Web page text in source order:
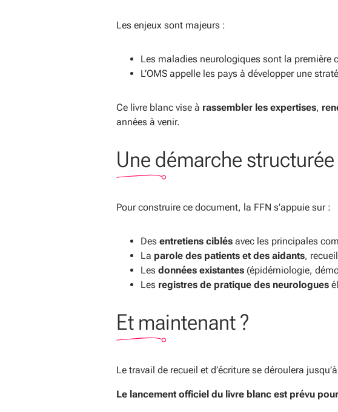
Les enjeux sont majeurs :
Les maladies neurologiques sont la première
L’OMS appelle les pays à développer une
Ce livre blanc vise à rassembler les expertises,
années à venir.
Une démarche
Pour construire ce document, la FFN s’appuie sur :
Des entretiens ciblés avec les principales
La parole des patients et des aidants,
Les données existantes (épidémiologie,
Les registres de pratique des neurologues
Et maintenant ?
Le travail de recueil et d’écriture se déroulera
Le lancement officiel du livre blanc est prévu